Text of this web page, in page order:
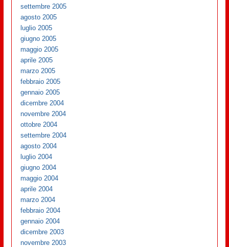
settembre 2005
agosto 2005
luglio 2005
giugno 2005
maggio 2005
aprile 2005
marzo 2005
febbraio 2005
gennaio 2005
dicembre 2004
novembre 2004
ottobre 2004
settembre 2004
agosto 2004
luglio 2004
giugno 2004
maggio 2004
aprile 2004
marzo 2004
febbraio 2004
gennaio 2004
dicembre 2003
novembre 2003